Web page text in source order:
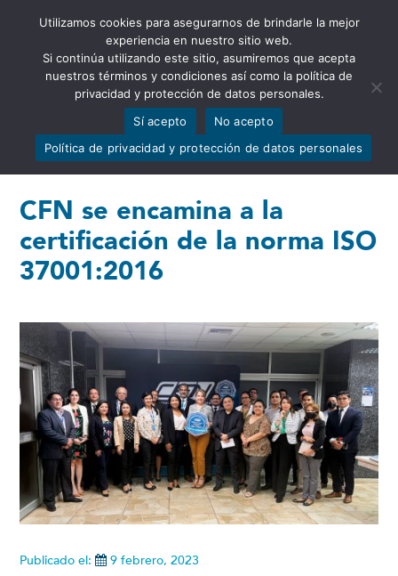
Abrir barra de herramientas
CFN se encamina a la
certificación de la norma ISO
37001:2016
Publicado el: 9 febrero, 2023
Utilizamos cookies para asegurarnos de brindarle la mejor
experiencia en nuestro sitio web.
Si continúa utilizando este sitio, asumiremos que acepta
nuestros términos y condiciones así como la política de
privacidad y protección de datos personales.
Sí acepto
No acepto
Política de privacidad y protección de datos personales